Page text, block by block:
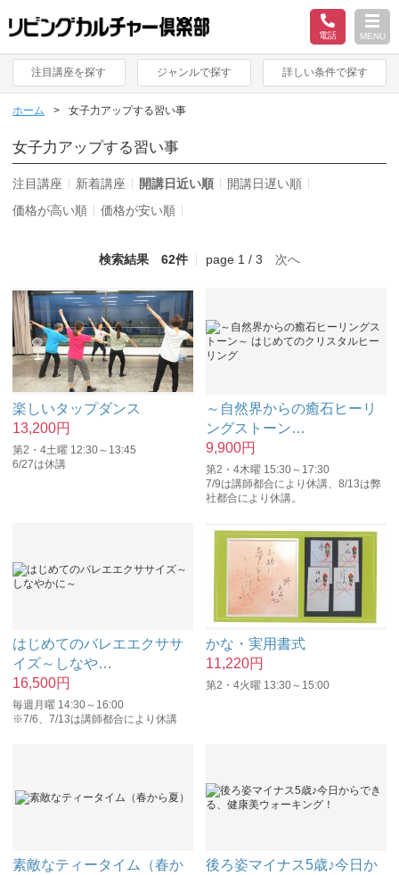
電話 MENU
注目講座を探す ジャンルで探す 詳しい条件で探す
ホーム 女子力アップする習い事
女子力アップする習い事
注目講座 新着講座 開講日近い順
開講日遅い順
価格が高い順
価格が安い順
検索結果 62件 page 1 / 3 次へ
楽しいタップダンス
13,200円
第2・4土曜 12:30～13:45
6/27は休講
～自然界からの癒石ヒーリ
ングストーン…
9,900円
第2・4木曜 15:30～17:30
7/9は講師都合により休講、8/13は弊
社都合により休講。
はじめてのバレエエクササ
イズ～しなや…
16,500円
毎週月曜 14:30～16:00
※7/6、7/13は講師都合により休講
かな・実用書式
11,220円
第2・4火曜 13:30～15:00
素敵なティータイム（春か
後ろ姿マイナス5歳♪今日か